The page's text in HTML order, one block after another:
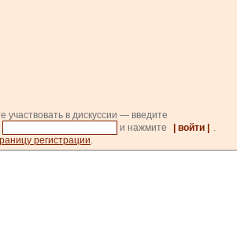
участвовать в дискуссии — введите
и нажмите | войти |
.
регистрации.